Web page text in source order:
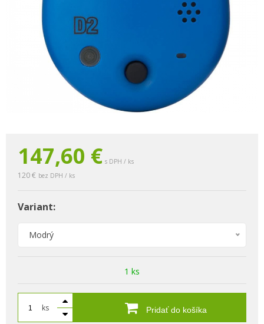
147,60 € s DPH / ks
120 € bez DPH / ks
Variant:
Modrý
1 ks
ks Pridať do košíka